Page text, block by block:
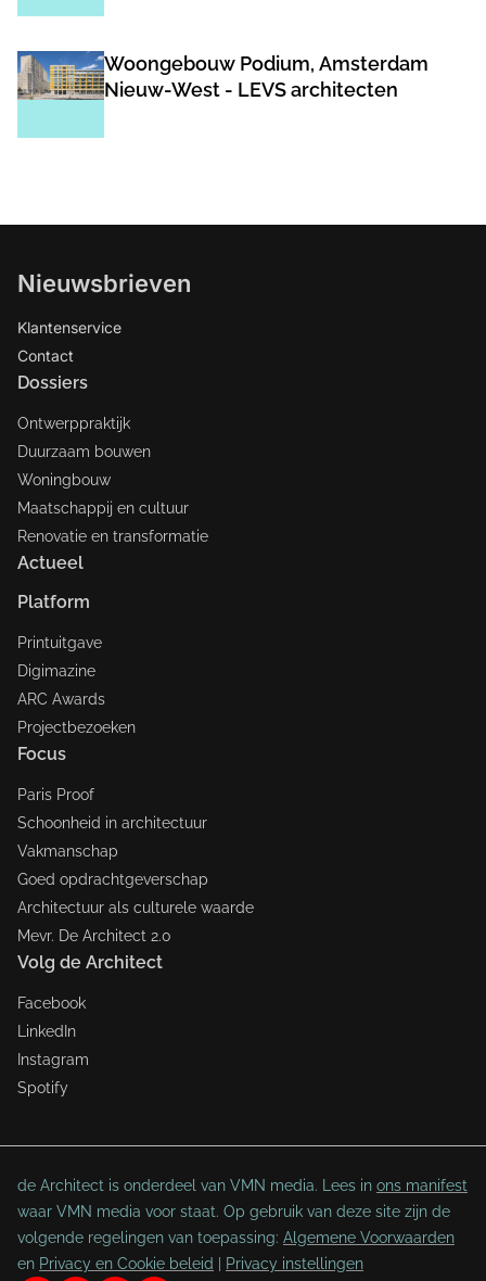
Woongebouw Podium, Amsterdam
Nieuw-West - LEVS architecten
Nieuwsbrieven
Klantenservice
Contact
Dossiers
Ontwerppraktijk
Duurzaam bouwen
Woningbouw
Maatschappij en cultuur
Renovatie en transformatie
Actueel
Platform
Printuitgave
Digimazine
ARC Awards
Projectbezoeken
Focus
Paris Proof
Schoonheid in architectuur
Vakmanschap
Goed opdrachtgeverschap
Architectuur als culturele waarde
Mevr. De Architect 2.0
Volg de Architect
Facebook
LinkedIn
Instagram
Spotify
de Architect is onderdeel van VMN media. Lees in ons manifest
waar VMN media voor staat. Op gebruik van deze site zijn de
volgende regelingen van toepassing: Algemene Voorwaarden
en Privacy en Cookie beleid Privacy instellingen